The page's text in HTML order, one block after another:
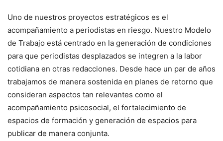
Uno de nuestros proyectos estratégicos es el
acompañamiento a periodistas en riesgo. Nuestro Modelo
de Trabajo está centrado en la generación de condiciones
para que periodistas desplazados se integren a la labor
cotidiana en otras redacciones. Desde hace un par de años
trabajamos de manera sostenida en planes de retorno que
consideran aspectos tan relevantes como el
acompañamiento psicosocial, el fortalecimiento de
espacios de formación y generación de espacios para
publicar de manera conjunta.